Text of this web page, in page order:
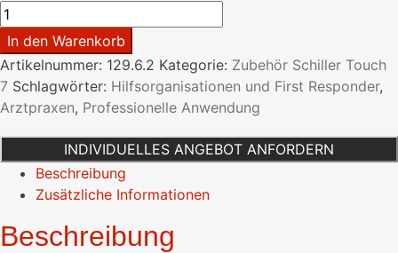
Tisch-
Ladestation
zu
DG
Touch7
Menge
In den Warenkorb
Artikelnummer: 129.6.2 Kategorie: Zubehör Schiller Touch
7 Schlagwörter: Hilfsorganisationen und First Responder,
Arztpraxen, Professionelle Anwendung
INDIVIDUELLES ANGEBOT ANFORDERN
Beschreibung
Zusätzliche Informationen
Beschreibung